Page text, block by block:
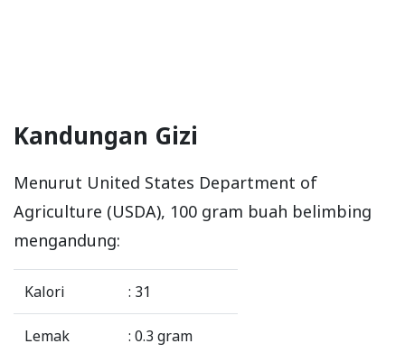
Kandungan Gizi
Menurut United States Department of
Agriculture (USDA), 100 gram buah belimbing
mengandung:
Kalori : 31
Lemak : 0.3 gram